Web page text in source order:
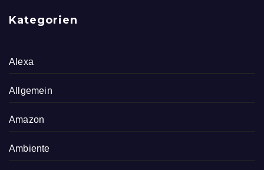
Kategorien
Alexa
Allgemein
Amazon
Ambiente